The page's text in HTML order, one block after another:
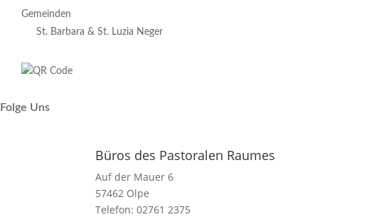
Gemeinden
St. Barbara & St. Luzia Neger
Folge Uns
Büros des Pastoralen Raumes
Auf der Mauer 6
57462 Olpe
Telefon: 02761 2375